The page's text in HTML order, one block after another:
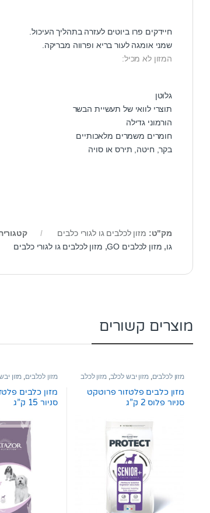
חיידקים פרו ביוטים לעזרה בתהליך העיכול.
שמני אומגה לעור בריא ופרווה מבריקה.
המזון לא מכיל:
גלוטן
תוצרי לוואי של תעשיית הבשר
הורמוני גדילה
חומרים משמרים מלאכותיים
בקר, חיטה, תירס או סויה
מק"ט: מזון לכלבים גו לגורי כלבים
גו, מזון לכלבים GO , מזון לכלבים גו לגורי כלבים
מוצרים קשורים
מזון לכלבים ,מזון יבש לכלב ,מזון לכלב
מזון כלבים פלטזור פרוטקט
סניור פלוס 2 ק”ג
מזון לכלבים מזון
מזון כלבים
סניור 15 ק”ג